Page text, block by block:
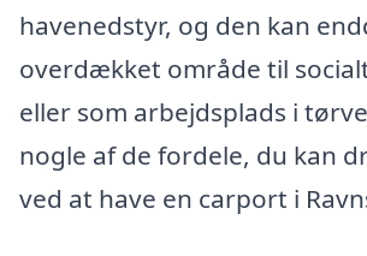
havenedstyr, og den kan
overdækket område til
eller som arbejdsplads i
nogle af de fordele, du kan
ved at have en carport i